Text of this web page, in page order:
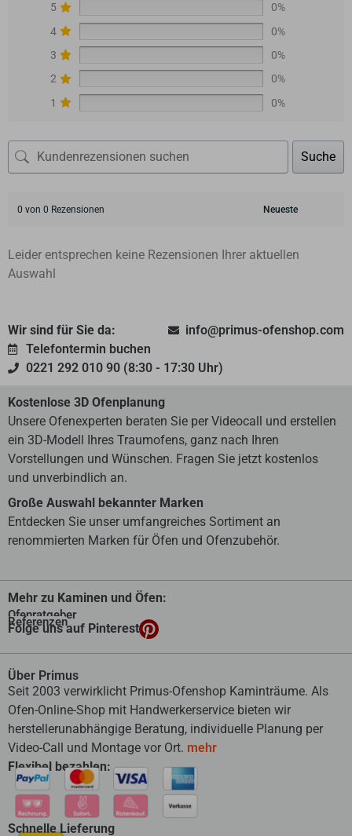
5
0%
4
0%
3
0%
2
0%
1
0%
Suche
0 von 0 Rezensionen
Leider entsprechen keine Rezensionen Ihrer aktuellen
Auswahl
Wir sind für Sie da:
info@primus-ofenshop.com
Telefontermin buchen
0221 292 010 90 (8:30 - 17:30 Uhr)
Kostenlose 3D Ofenplanung
Unsere Ofenexperten beraten Sie per Videocall und erstellen
ein 3D-Modell Ihres Traumofens, ganz nach Ihren
Vorstellungen und Wünschen. Fragen Sie jetzt kostenlos
und unverbindlich an.
Große Auswahl bekannter Marken
Entdecken Sie unser umfangreiches Sortiment an
renommierten Marken für Öfen und Ofenzubehör.
Mehr zu Kaminen und Öfen:
Ofenratgeber
Referenzen
Folge uns auf Pinterest
Über Primus
Seit 2003 verwirklicht Primus-Ofenshop Kaminträume. Als
Ofen-Online-Shop mit Handwerkerservice bieten wir
herstellerunabhängige Beratung, individuelle Planung per
Video-Call und Montage vor Ort. mehr
Flexibel bezahlen:
Schnelle Lieferung